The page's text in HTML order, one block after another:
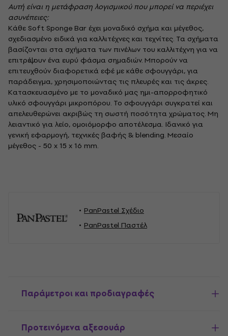
Αυτή είναι η μετάφραση λογισμικού που μπορεί να περιέχει
ασυνέπειες:
Κάθε Soft Sponge Bar έχει μοναδικό σχήμα και μέγεθος,
σχεδιασμένο ειδικά για καλλιτέχνες και τεχνίτες. Τα σχήματα
βασίζονται στα σχήματα των πινέλων του καλλιτέχνη για να
επιτρέψουν ένα ευρύ φάσμα σημαδιών. Μπορούν να
επιτευχθούν διαφορετικά εφέ με κάθε σφουγγάρι, για
παράδειγμα, χρησιμοποιώντας τις πλευρές και τις άκρες.
Κατασκευασμένο με το μοναδικό μας ημι-απορροφητικό
υλικό σφουγγάρι μικροπόρου. Το σφουγγάρι συγκρατεί και
απελευθερώνει ακριβώς τη σωστή ποσότητα χρώματος. Μη
λειαντικό για λείο, ομοιόμορφο αποτέλεσμα. Ιδανικό για
γενική εφαρμογή, τεχνικές βαφής & blending. Μεσαίο
μέγεθος - 50 x 15 x 16 mm.
PanPastel Σχέδιο
PanPastel Παστέλ
Παράμετροι και προδιαγραφές
Προτεινόμενα αξεσουάρ